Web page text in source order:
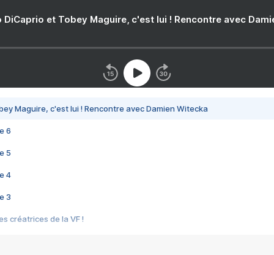
DiCaprio et Tobey Maguire, c'est lui ! Rencontre avec
Maguire, c'est lui ! Rencontre avec Damien Witecka
6
5
4
3
créatrices de la VF !